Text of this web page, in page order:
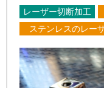
レーザー切断加工
ステンレスのレー